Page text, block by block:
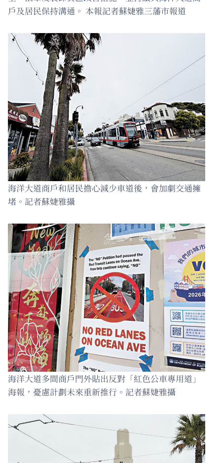
戶及居民保持溝通。 本報記者蘇婕雅三藩市報道
海洋大道商戶和居民擔心減少車道後，會加劇交通擁
堵。記者蘇婕雅攝
海洋大道多間商戶門外貼出反對「紅色公車專用道」
海報，憂慮計劃未來重新推行。記者蘇婕雅攝